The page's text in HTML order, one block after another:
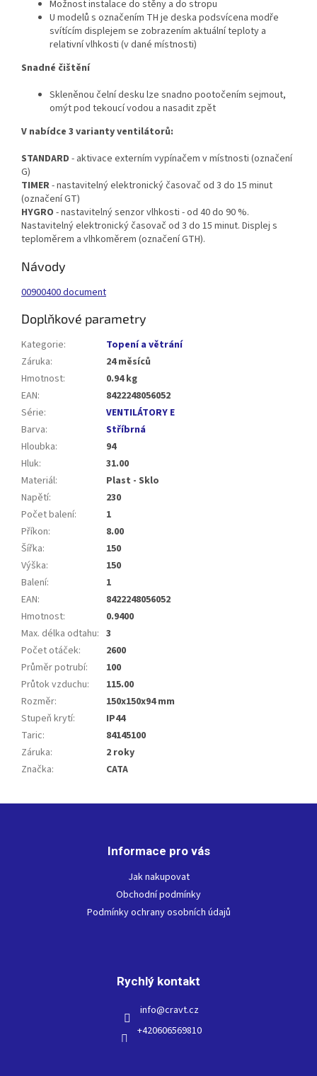
Možnost instalace do stěny a do stropu
U modelů s označením TH je deska podsvícena modře
svítícím displejem se zobrazením aktuální teploty a
relativní vlhkosti (v dané místnosti)
Snadné čištění
Skleněnou čelní desku lze snadno pootočením sejmout,
omýt pod tekoucí vodou a nasadit zpět
V nabídce 3 varianty ventilátorů:
STANDARD - aktivace externím vypínačem v místnosti (označení
G)
TIMER- nastavitelný elektronický časovač od 3 do 15 minut
(označení GT)
HYGRO - nastavitelný senzor vlhkosti - od 40 do 90 %.
Nastavitelný elektronický časovač od 3 do 15 minut. Displej s
teploměrem a vlhkoměrem (označení GTH).
Návody
00900400 document
Doplňkové parametry
Kategorie:
Topení a větrání
Záruka:
24 měsíců
Hmotnost:
0.94 kg
EAN:
8422248056052
Série:
VENTILÁTORY E
Barva:
Stříbrná
Hloubka:
94
Hluk:
31.00
Materiál:
Plast - Sklo
Napětí:
230
Počet balení:
1
Příkon:
8.00
Šířka:
150
Výška:
150
Balení:
1
EAN:
8422248056052
Hmotnost:
0.9400
Max. délka odtahu: 3
Počet otáček:
2600
Průměr potrubí:
100
Průtok vzduchu:
115.00
Rozměr:
150x150x94 mm
Stupeň krytí:
IP44
Taric:
84145100
Záruka:
2 roky
Značka: CATA
Informace pro vás
Jak nakupovat
Obchodní podmínky
Podmínky ochrany osobních údajů
Rychlý kontakt
info@cravt.cz
+420606569810